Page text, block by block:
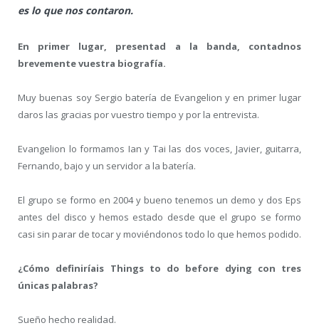
es lo que nos contaron.
En primer lugar, presentad a la banda, contadnos
brevemente vuestra biografía.
Muy buenas soy Sergio batería de Evangelion y en primer lugar
daros las gracias por vuestro tiempo y por la entrevista.
Evangelion lo formamos Ian y Tai las dos voces, Javier, guitarra,
Fernando, bajo y un servidor a la batería.
El grupo se formo en 2004 y bueno tenemos un demo y dos Eps
antes del disco y hemos estado desde que el grupo se formo
casi sin parar de tocar y moviéndonos todo lo que hemos podido.
¿Cómo definiríais Things to do before dying con tres
únicas palabras?
Sueño hecho realidad.